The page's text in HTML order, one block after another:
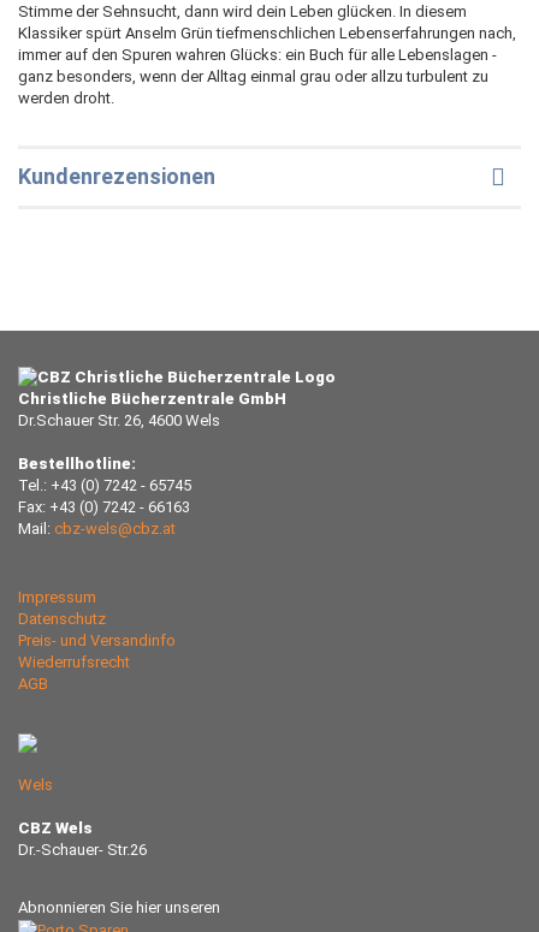
Stimme der Sehnsucht, dann wird dein Leben glücken. In diesem
Klassiker spürt Anselm Grün tiefmenschlichen Lebenserfahrungen nach,
immer auf den Spuren wahren Glücks: ein Buch für alle Lebenslagen -
ganz besonders, wenn der Alltag einmal grau oder allzu turbulent zu
werden droht.
Kundenrezensionen
Christliche Bücherzentrale GmbH
Dr.Schauer Str. 26, 4600 Wels
Bestellhotline:
Tel.: +43 (0) 7242 - 65745
Fax: +43 (0) 7242 - 66163
Mail: cbz-wels@cbz.at
Impressum
Datenschutz
Preis- und Versandinfo
Wiederrufsrecht
AGB
Wels
CBZ Wels
Dr.-Schauer- Str.26
Abnonnieren Sie hier unseren